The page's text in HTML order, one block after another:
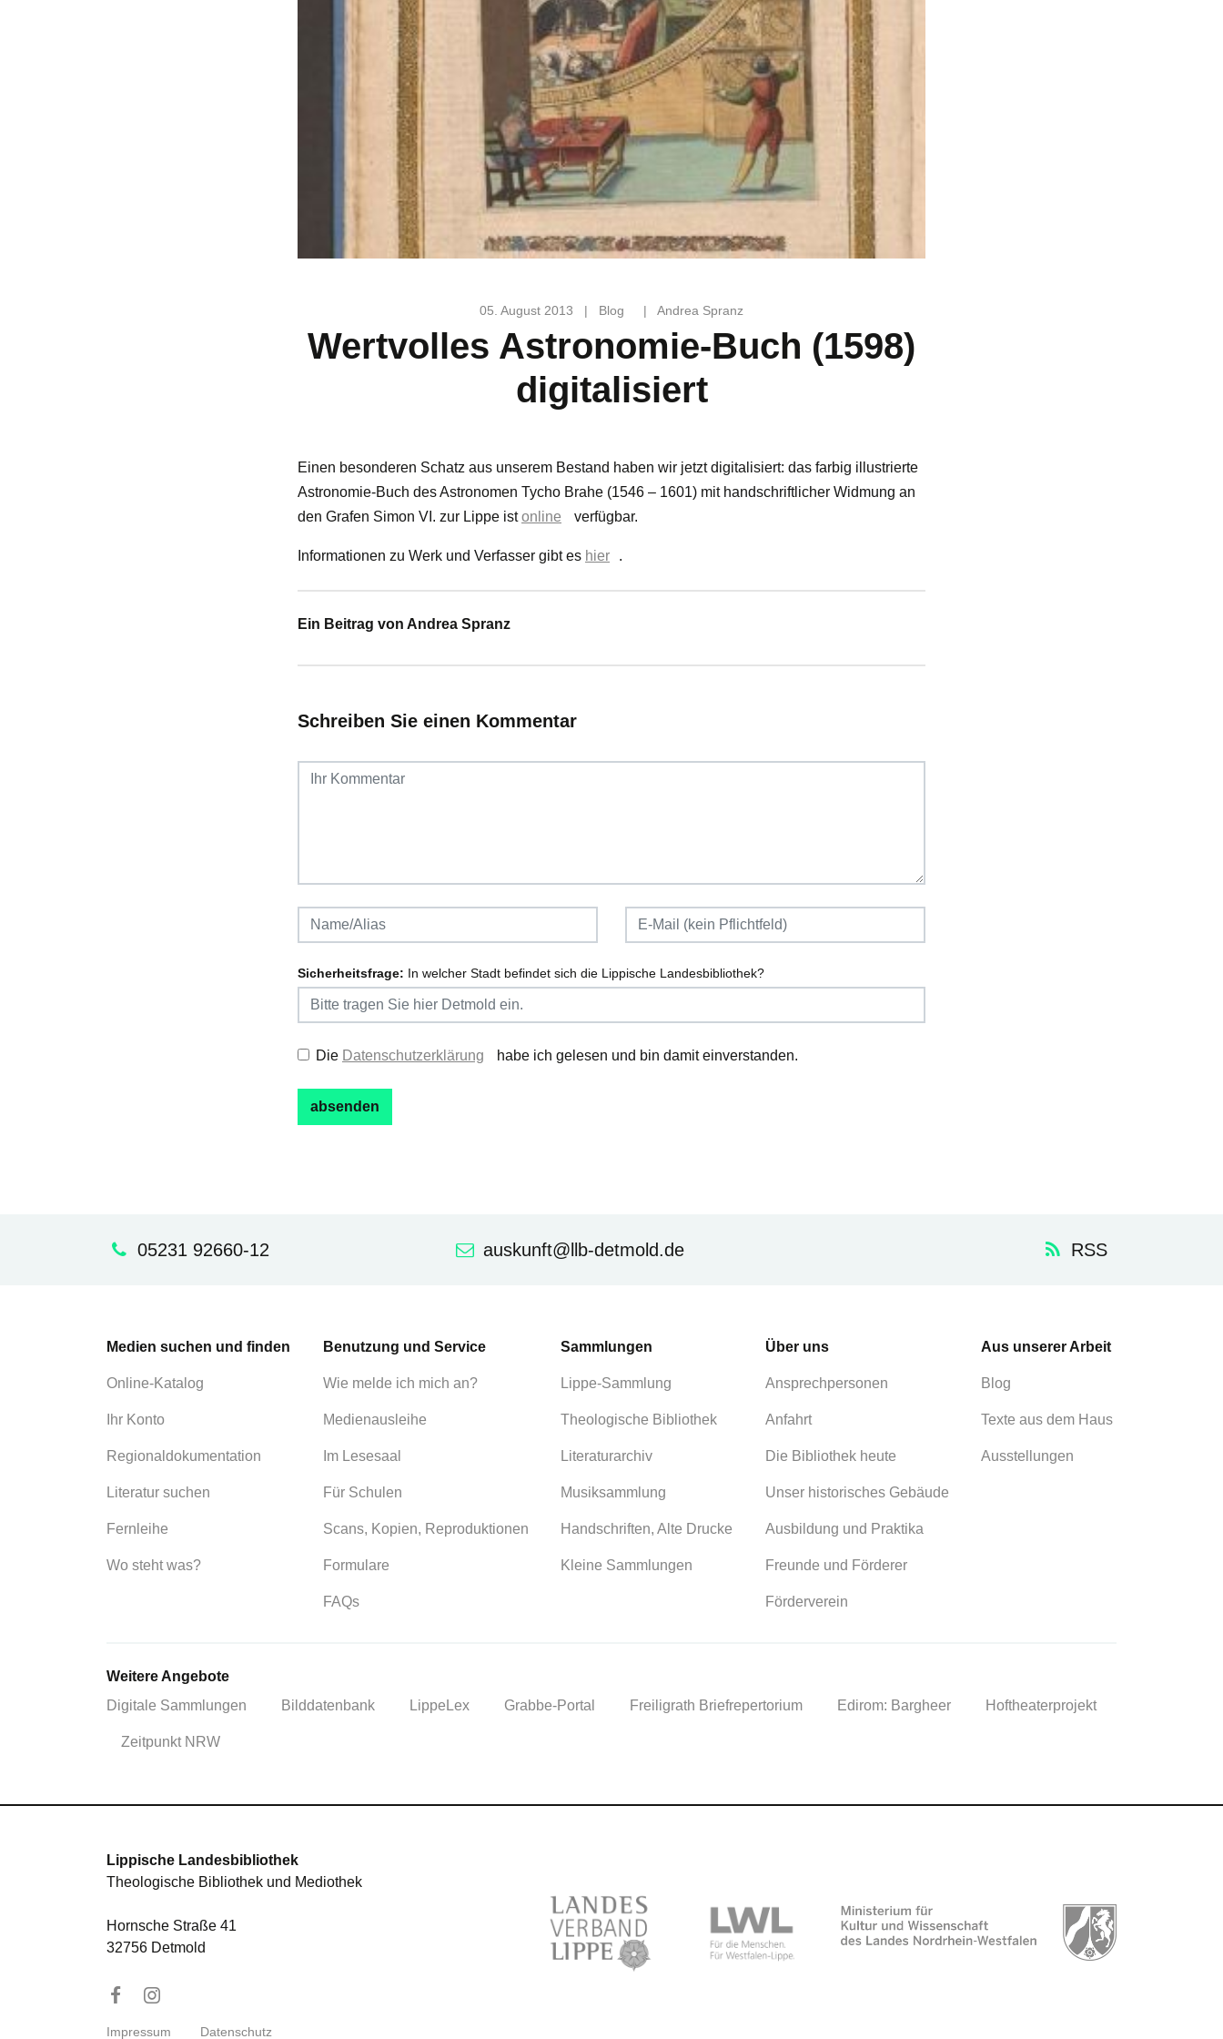
05. August 2013 | Blog | Andrea Spranz
Wertvolles Astronomie-Buch (1598)
digitalisiert
Einen besonderen Schatz aus unserem Bestand haben wir jetzt digitalisiert: das farbig illustrierte
Astronomie-Buch des Astronomen Tycho Brahe (1546 – 1601) mit handschriftlicher Widmung an
den Grafen Simon VI. zur Lippe istonline verfügbar.
Informationen zu Werk und Verfasser gibt es hier .
Ein Beitrag von Andrea Spranz
Schreiben Sie einen Kommentar
Sicherheitsfrage: In welcher Stadt befindet sich die Lippische Landesbibliothek?
Die Datenschutzerklärung habe ich gelesen und bin damit einverstanden.
05231 92660-12 auskunft@llb-detmold.de RSS
Medien suchen und finden
Online-Katalog
Ihr Konto
Regionaldokumentation
Literatur suchen
Fernleihe
Wo steht was?
Benutzung und Service
Wie melde ich mich an?
Medienausleihe
Im Lesesaal
Für Schulen
Scans, Kopien, Reproduktionen
Formulare
FAQs
Sammlungen
Lippe-Sammlung
Theologische Bibliothek
Literaturarchiv
Musiksammlung
Handschriften, Alte Drucke
Kleine Sammlungen
Über uns
Ansprechpersonen
Anfahrt
Die Bibliothek heute
Unser historisches Gebäude
Ausbildung und Praktika
Freunde und Förderer
Förderverein
Aus unserer Arbeit
Blog
Texte aus dem Haus
Ausstellungen
Weitere Angebote
Digitale Sammlungen
Bilddatenbank LippeLex Grabbe-Portal Freiligrath Briefrepertorium Edirom: Bargheer Hoftheaterprojekt
Zeitpunkt NRW
Lippische Landesbibliothek
Theologische Bibliothek und Mediothek
Hornsche Straße 41
32756 Detmold
Impressum Datenschutz